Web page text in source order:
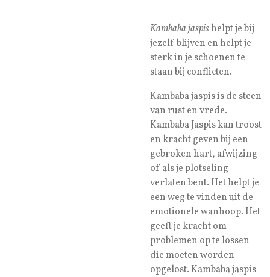
Kambaba jaspishelpt je bij
jezelf blijven en helpt je
sterk in je schoenen te
staan bij conflicten.
Kambaba jaspis is de steen
van rust en vrede.
Kambaba Jaspis kan troost
en kracht geven bij een
gebroken hart, afwijzing
of als je plotseling
verlaten bent. Het helpt je
een weg te vinden uit de
emotionele wanhoop. Het
geeft je kracht om
problemen op te lossen
die moeten worden
opgelost. Kambaba jaspis